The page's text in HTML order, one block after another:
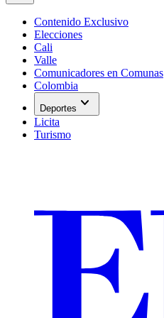
Contenido Exclusivo
Elecciones
Cali
Valle
Comunicadores en Comunas
Colombia
Deportes expand_more
Licita
Turismo